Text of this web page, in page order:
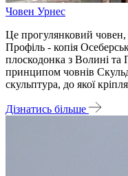
Човен Урнес
Це прогулянковий човен,
Профіль - копія
плоскодонка з Волині та
принципом човнів
скульптура, до якої
Дізнатись більше